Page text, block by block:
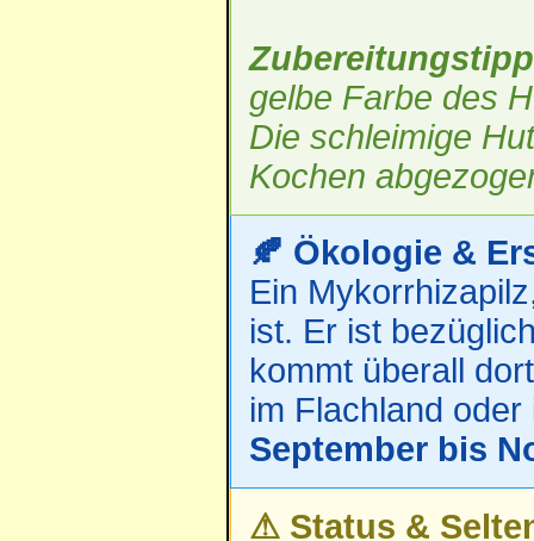
gelbe Farbe des
Die schleimige
Kochen
🍂 Ökologie &
Ein
ist. Er ist
kommt überall
im Flachland
September bis
⚠ Status &